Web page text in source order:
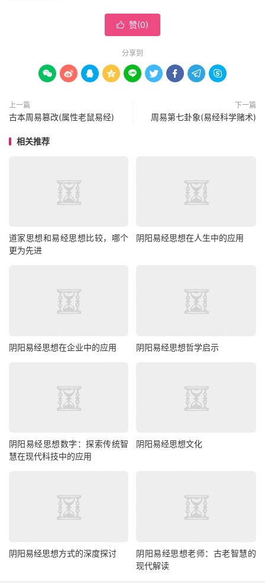
 赞(0)
分享到
        
上一篇
古本周易篡改(属性老鼠易经)
下一篇
周易第七卦象(易经科学赌术)
相关推荐
道家思想和易经思想比较，哪个
更为先进
阴阳易经思想在人生中的应用
阴阳易经思想在企业中的应用 阴阳易经思想哲学启示
阴阳易经思想数字：探索传统智
慧在现代科技中的应用
阴阳易经思想文化
阴阳易经思想方式的深度探讨
阴阳易经思想老师：古老智慧的
现代解读